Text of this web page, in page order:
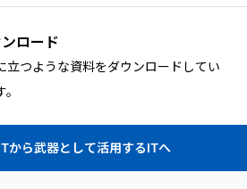
ロード
立つような資料をダウンロードしてい
から武器として活用するITへ